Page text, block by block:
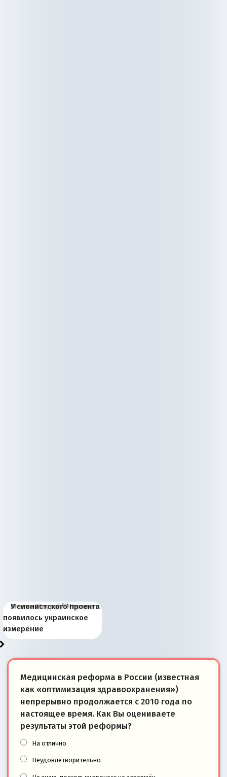
Киевская марионетка
Запада рассказала о
«переобувании» хозяев
В России назрели
перемены: 15 шагов к
суверенной экономике
Миграционный пожар
Европы
Россия начинает
сбрасывать балласт
Анкориджа
Россия зимой 1904
года: первые уступки во
внутренней политике
Русская нация вчера и
сегодня
Почему правый крах в
Варшаве не поможет её
отношениям с Россией?
Место Науру / Науэро в
современной истории
Южной Осетии
У сионистского проекта
появилось украинское
измерение
Медицинская реформа в России (известная
как «оптимизация здравоохранения»)
непрерывно продолжается с 2010 года по
настоящее время. Как Вы оцениваете
результаты этой реформы?
На отлично
Неудовлетворительно